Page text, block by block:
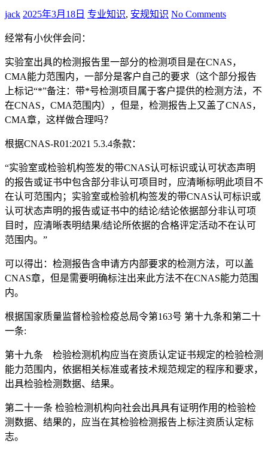
jack 2025年3月18日 专业知识, 安规知识 No Comments
经常有小伙伴会问：
实验室出具的检测报告里一部分的检测项目是在CNAS，
CMA能力范围内，一部分是客户自己的要求（这个部分报告
上标记“*”备注：带*号检测项目属于客户提供的检测方法，不
在CNAS，CMA范围内），但是，检测报告上又盖了CNAS，
CMA章，这样做合理吗？
根据CNAS-R01:2021 5.3.4条款：
“实验室或检验机构签发的带CNAS认可标识或认可状态声明
的报告或证书中包含部分非认可项目时，应清晰标明此项目不
在认可范围内；实验室或检验机构签发的带CNAS认可标识或
认可状态声明的报告或证书中的结论/结论依据部分非认可项
目时，应清晰表明结果/结论所依据的合格评定活动不在认可
范围内。”
可以得出：检测报告含申请方内部要求的检测方法，可以盖
CNAS章，但是需要明确标注出来此方法不在CNAS能力范围
内。
根据国家质量监督检验检疫总局令第163号 第十九条和第二十
一条:
第十九条 检验检测机构应当在资质认定证书规定的检验检测
能力范围内，依据相关标准或者技术规范规定的程序和要求，
出具检验检测数据、结果。
第二十一条 检验检测机构向社会出具具有证明作用的检验检
测数据、结果的，应当在其检验检测报告上标注资质认定标
志。